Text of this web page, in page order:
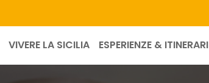
VIVERE LA SICILIA ESPERIENZE & ITINERARI